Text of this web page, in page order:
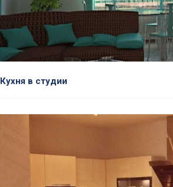
Кухня в студии